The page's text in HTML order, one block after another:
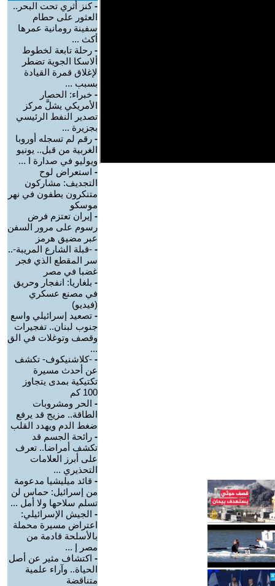
-كنز أثري تحت البحر..
العثور على حطام
سفينة رومانية عمرها
أكث ...
- رحلة تابعة لخطوط
ألاسكا الجوية تضطر
لإغلاق قمرة القيادة
بسبب ...
- خبراء: الحصار
الأمريكي يشلَّ مركز
تصدير النفط الرئيسي
بجزيرة ...
- رقم لم تسجله أوروبا
الغربية من قبل.. يونيو
ويوليو في صدارة ا ...
- استعراض لوح
التجديف: مشاركون
متنكرون يطفون في نهر
موسكو
- إيران تعتزم فرض
رسوم على مرور السفن
عبر مضيق هرمز
- -قبلة الشارع المريبة-..
سر المقطع الذي فجر
غضبا في مصر
- بلغاريا: انفجار وحريق
في مصنع عسكري
(فيديو)
- تصعيد إسرائيلي واسع
جنوب لبنان.. تفجيرات
وقصف وتوغلات في الق
...
- -كلاشنيكوف- تكشف
عن أحدث مسيرة
تكتيكية بمدى يتجاوز
100 كم
- الحر ومشروبات
الطاقة.. مزيج قد يرفع
ضغط الدم ويهدد القلب
- رائحة الجسم قد
تكشف أمراضا.. تعرف
على أبرز العلامات
التحذيري ...
- قائد ميليشيا مدعومة
من إسرائيل: حماس لن
تسلم سلاحها ولا أمل ...
- الجيش الإسرائيلي:
اعتراض مسيرة محملة
بالأسلحة قادمة من
مصر إ ...
- اكتشاف مثير عن أصل
الحياة.. وآراء علمية
متناقضة